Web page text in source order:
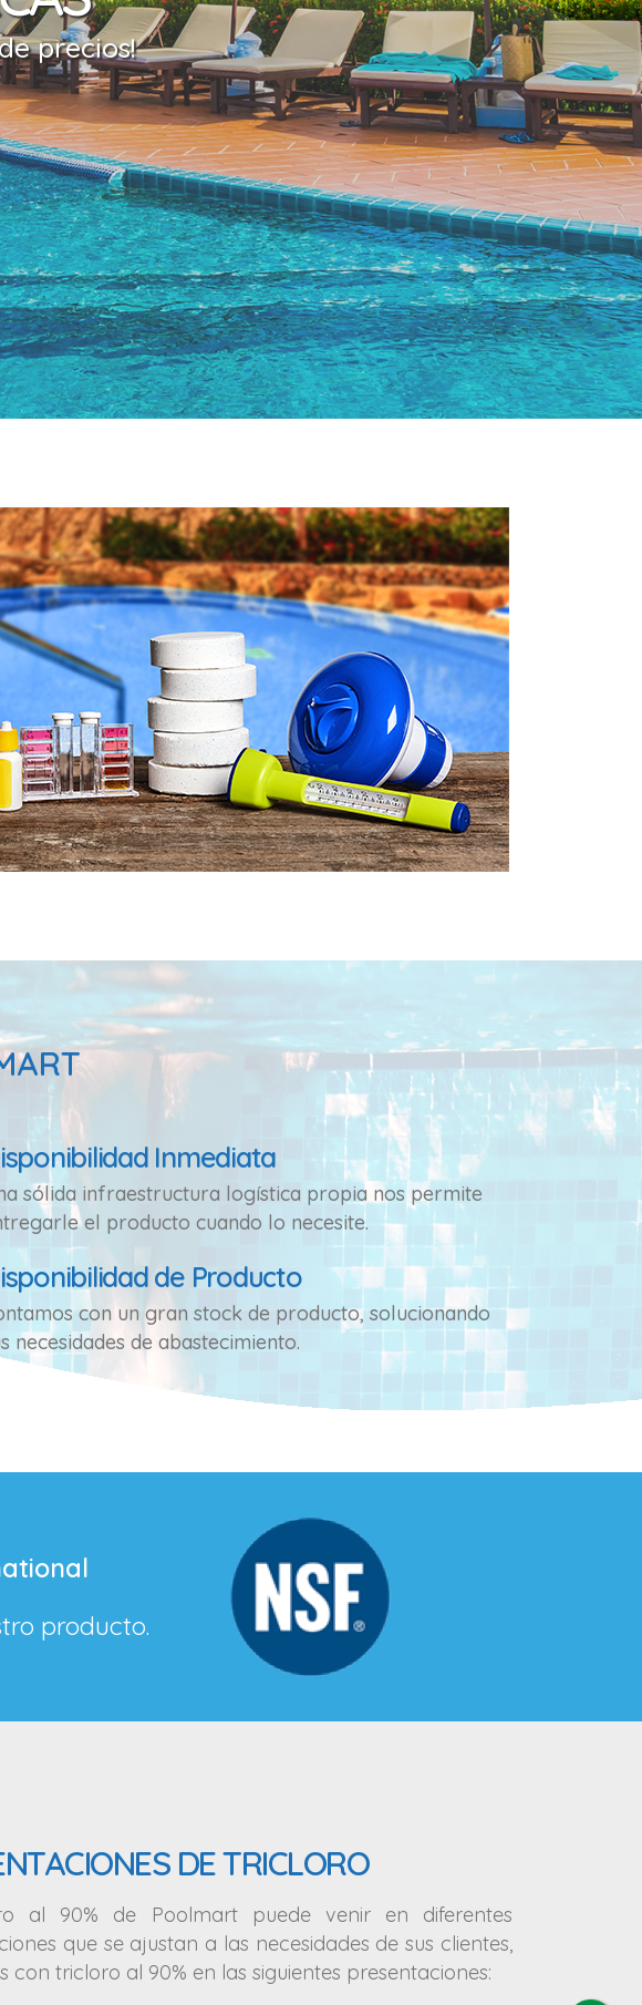
e precios!
Inmediata
sólida infraestructura logística propia nos permite
el producto cuando lo necesite.
de Producto
con un gran stock de producto, solucionando
necesidades de abastecimiento.
DE TRICLORO
al 90% de Poolmart puede venir en diferentes
que se ajustan a las necesidades de sus clientes,
con tricloro al 90% en las siguientes presentaciones: